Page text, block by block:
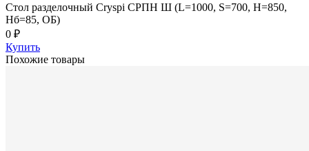
Стол разделочный Cryspi СРПН Ш (L=1000, S=700, H=850,
Hб=85, ОБ)
0 ₽
Купить
Похожие товары